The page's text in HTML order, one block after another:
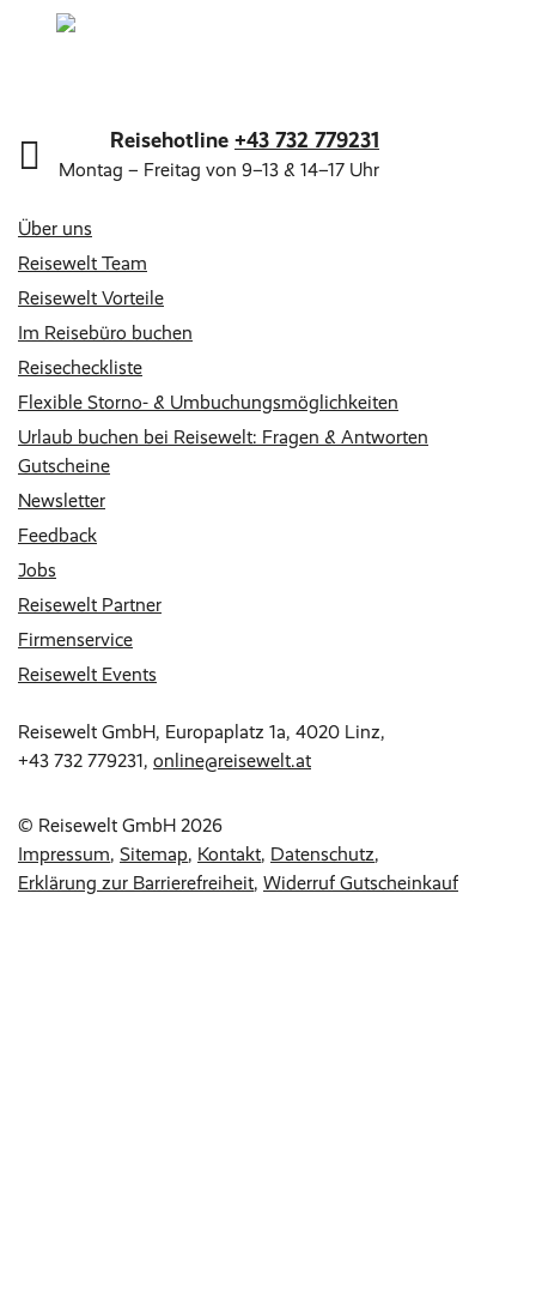
Über uns
Reisewelt Team
Reisewelt Vorteile
Im Reisebüro buchen
Reisecheckliste
Flexible Storno- & Umbuchungsmöglichkeiten
Urlaub buchen bei Reisewelt: Fragen & Antworten
Gutscheine
Newsletter
Feedback
Jobs
Reisewelt Partner
Firmenservice
Reisewelt Events
Reisehotline +43 732 779231
Montag – Freitag von 9–13 & 14–17 Uhr
Reisewelt GmbH, Europaplatz 1a, 4020 Linz,
+43 732 779231, online@reisewelt.at
© Reisewelt GmbH 2026
Impressum Sitemap Kontakt Datenschutz
Erklärung zur Barrierefreiheit Widerruf Gutscheinkauf